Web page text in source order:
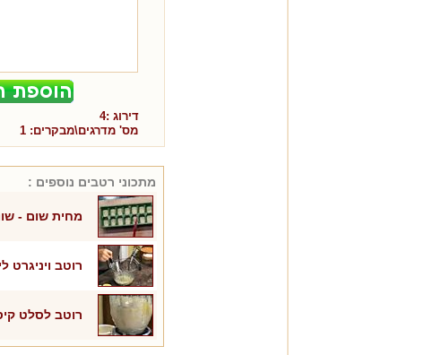
דירוג :4
מס' מדרגים\מבקרים: 1
מתכוני רטבים נוספים :
מחית שום -
רוטב ויניגרט
רוטב לסלט